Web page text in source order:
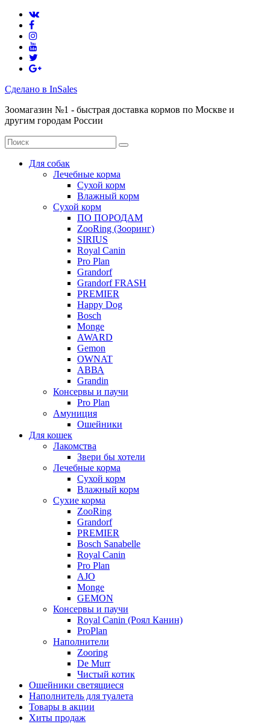
Сделано в InSales
Зоомагазин №1 - быстрая доставка кормов по Москве и
другим городам России
Для собак
Лечебные корма
Сухой корм
Влажный корм
Сухой корм
ПО ПОРОДАМ
ZooRing (Зооринг)
SIRIUS
Royal Canin
Pro Plan
Grandorf
Grandorf FRASH
PREMIER
Happy Dog
Bosch
Monge
AWARD
Gemon
OWNAT
АВВА
Grandin
Консервы и паучи
Pro Plan
Амуниция
Ошейники
Для кошек
Лакомства
Звери бы хотели
Лечебные корма
Сухой корм
Влажный корм
Сухие корма
ZooRing
Grandorf
PREMIER
Bosch Sanabelle
Royal Canin
Pro Plan
AJO
Monge
GEMON
Консервы и паучи
Royal Canin (Роял Канин)
ProPlan
Наполнители
Zooring
De Murr
Чистый котик
Ошейники светящиеся
Наполнитель для туалета
Товары в акции
Хиты продаж